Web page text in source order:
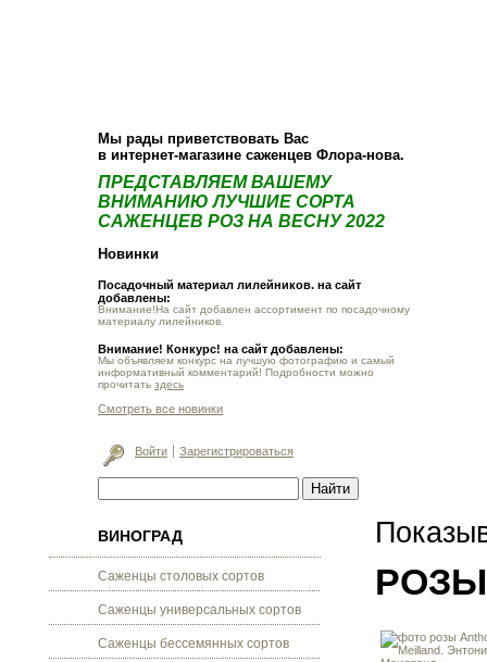
Мы рады приветствовать Вас
в интернет-магазине саженцев Флора-нова.
ПРЕДСТАВЛЯЕМ ВАШЕМУ
ВНИМАНИЮ ЛУЧШИЕ СОРТА
САЖЕНЦЕВ РОЗ НА ВЕСНУ 2022
Новинки
Посадочный материал лилейников. на сайт
добавлены:
Внимание!На сайт добавлен ассортимент по посадочному
материалу лилейников.
Внимание! Конкурс! на сайт добавлены:
Мы объявляем конкурс на лучшую фотографию и самый
информативный комментарий! Подробности можно
прочитать здесь
Смотреть все новинки
Войти Зарегистрироваться
ВИНОГРАД
Саженцы столовых сортов
Саженцы универсальных сортов
Саженцы бессемянных сортов
РОЗЫ